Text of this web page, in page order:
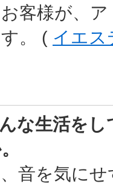
客様が、
。 ( イエス
な生活を
音を気に